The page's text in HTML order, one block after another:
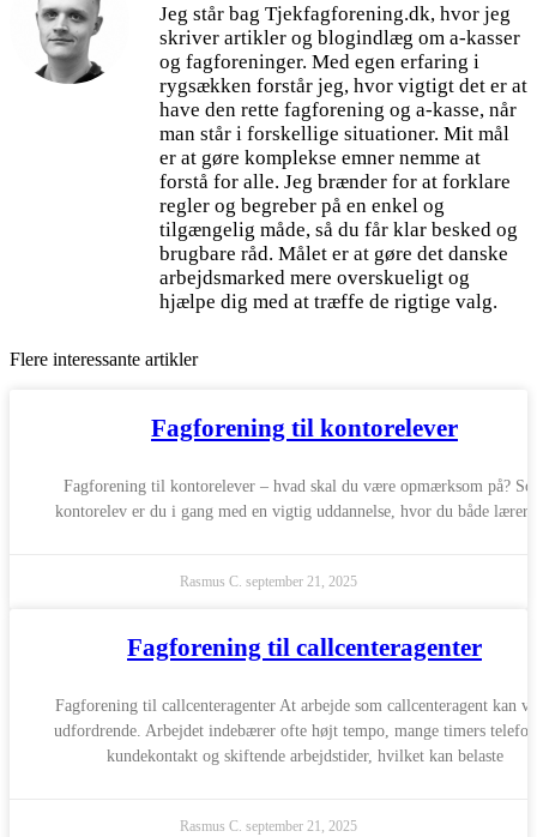
Jeg står bag Tjekfagforening.dk, hvor jeg
skriver artikler og blogindlæg om a-kasser
og fagforeninger. Med egen erfaring i
rygsækken forstår jeg, hvor vigtigt det er at
have den rette fagforening og a-kasse, når
man står i forskellige situationer. Mit mål
er at gøre komplekse emner nemme at
forstå for alle. Jeg brænder for at forklare
regler og begreber på en enkel og
tilgængelig måde, så du får klar besked og
brugbare råd. Målet er at gøre det danske
arbejdsmarked mere overskueligt og
hjælpe dig med at træffe de rigtige valg.
Flere interessante artikler
Fagforening til kontorelever
Fagforening til kontorelever – hvad skal du være opmærksom på?
kontorelev er du i gang med en vigtig uddannelse, hvor du både lærer
Rasmus C. september 21, 2025
Fagforening til callcenteragenter
Fagforening til callcenteragenter At arbejde som callcenteragent kan
udfordrende. Arbejdet indebærer ofte højt tempo, mange timers
kundekontakt og skiftende arbejdstider, hvilket kan belaste
Rasmus C. september 21, 2025